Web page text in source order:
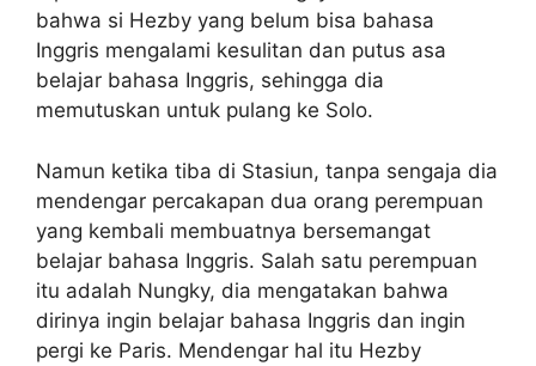
bahwa si Hezby yang belum bisa bahasa
Inggris mengalami kesulitan dan putus asa
belajar bahasa Inggris, sehingga dia
memutuskan untuk pulang ke Solo.
Namun ketika tiba di Stasiun, tanpa sengaja dia
mendengar percakapan dua orang perempuan
yang kembali membuatnya bersemangat
belajar bahasa Inggris. Salah satu perempuan
itu adalah Nungky, dia mengatakan bahwa
dirinya ingin belajar bahasa Inggris dan ingin
pergi ke Paris. Mendengar hal itu Hezby